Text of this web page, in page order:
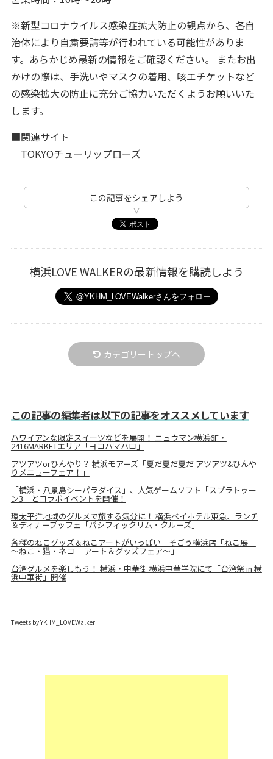
※新型コロナウイルス感染症拡大防止の観点から、各自
治体により自粛要請等が行われている可能性がありま
す。あらかじめ最新の情報をご確認ください。 またお出
かけの際は、手洗いやマスクの着用、咳エチケットなど
の感染拡大の防止に充分ご協力いただくようお願いいた
します。
■関連サイト
TOKYOチューリップローズ
この記事をシェアしよう
横浜LOVE WALKERの最新情報を購読しよう
カテゴリートップへ
この記事の編集者は以下の記事をオススメしています
ハワイアンな限定スイーツなどを展開！ ニュウマン横浜6F・
2416MARKETエリア「ヨコハマハロ」
アツアツorひんやり？ 横浜モアーズ「夏だ夏だ夏だ アツアツ&ひんや
りメニューフェア！」
「横浜・八景島シーパラダイス」、人気ゲームソフト「スプラトゥー
ン3」とコラボイベントを開催！
環太平洋地域のグルメで旅する気分に！ 横浜ベイホテル東急、ランチ
＆ディナーブッフェ「パシフィックリム・クルーズ」
各種のねこグッズ＆ねこアートがいっぱい そごう横浜店「ねこ展
～ねこ・猫・ネコ アート＆グッズフェア～」
台湾グルメを楽しもう！ 横浜・中華街 横浜中華学院にて「台湾祭 in 横
浜中華街」開催
Tweets by YKHM_LOVEWalker